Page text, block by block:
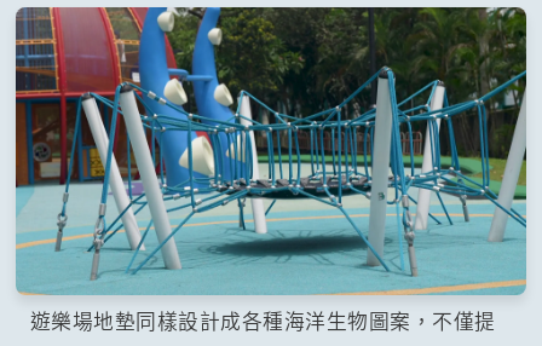
遊樂場地墊同樣設計成各種海洋生物圖案，不僅提